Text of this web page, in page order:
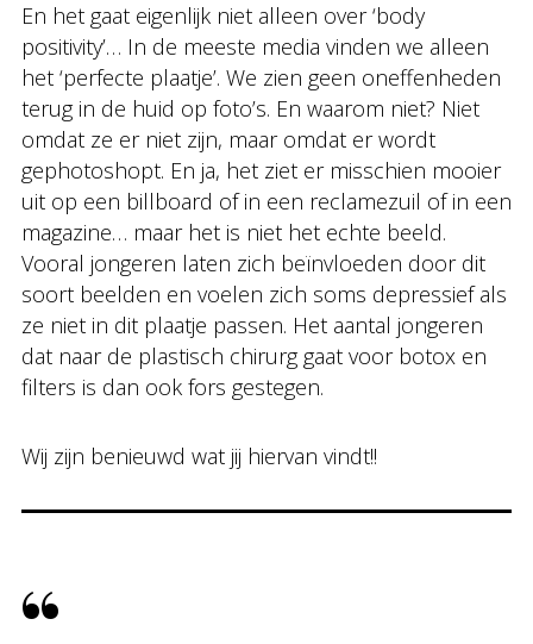
En het gaat eigenlijk niet alleen over ‘body
positivity’… In de meeste media vinden we alleen
het ‘perfecte plaatje’. We zien geen oneffenheden
terug in de huid op foto’s. En waarom niet? Niet
omdat ze er niet zijn, maar omdat er wordt
gephotoshopt. En ja, het ziet er misschien mooier
uit op een billboard of in een reclamezuil of in een
magazine… maar het is niet het echte beeld.
Vooral jongeren laten zich beïnvloeden door dit
soort beelden en voelen zich soms depressief als
ze niet in dit plaatje passen. Het aantal jongeren
dat naar de plastisch chirurg gaat voor botox en
filters is dan ook fors gestegen.
Wij zijn benieuwd wat jij hiervan vindt!!